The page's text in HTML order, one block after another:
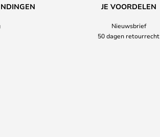
JE VOORDELEN
Nieuwsbrief
50 dagen retourrecht